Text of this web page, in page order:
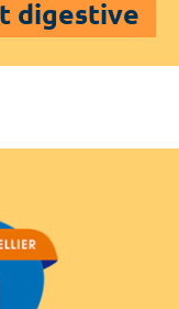
digestive